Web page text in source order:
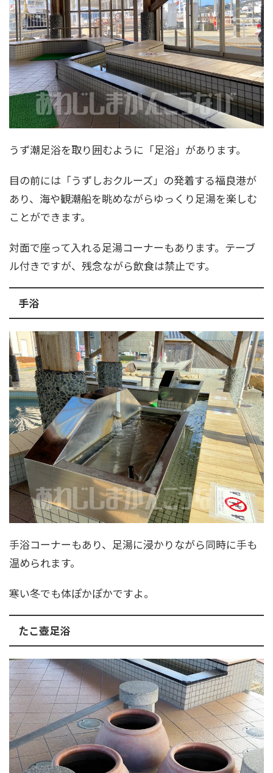
うず潮足浴を取り囲むように「足浴」があります。
目の前には「うずしおクルーズ」の発着する福良港が
あり、海や観潮船を眺めながらゆっくり足湯を楽しむ
ことができます。
対面で座って入れる足湯コーナーもあります。テーブ
ル付きですが、残念ながら飲食は禁止です。
手浴
手浴コーナーもあり、足湯に浸かりながら同時に手も
温められます。
寒い冬でも体ぽかぽかですよ。
たこ壺足浴